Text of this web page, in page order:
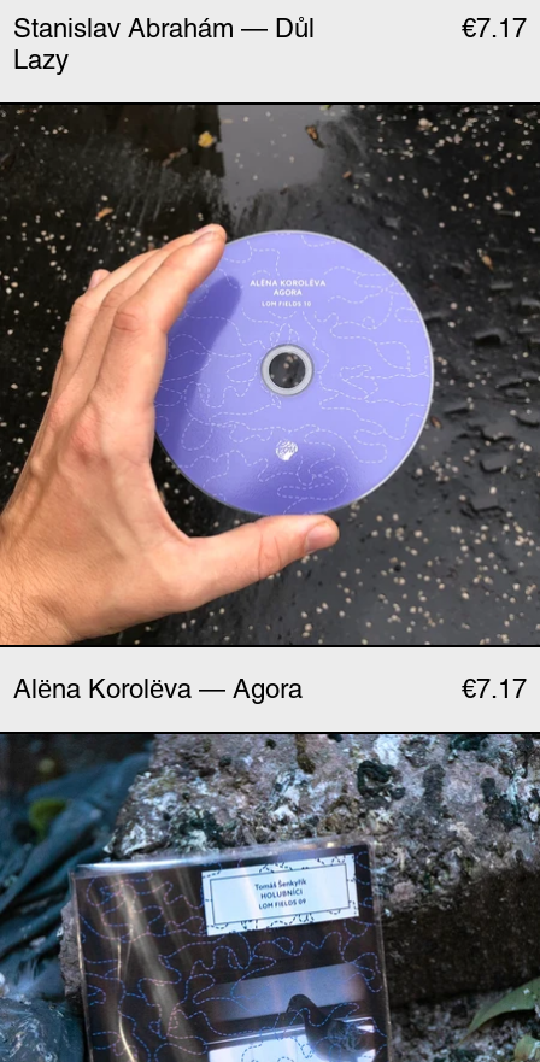
Stanislav Abrahám — Důl
Lazy
€7.17
Alёna Korolёva —
Alёna Korolёva — Agora
€7.17
Tomáš Šenkyřík —